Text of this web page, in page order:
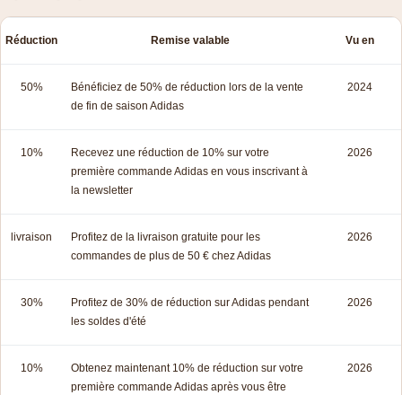
Réduction Remise valable Vu en
50%
Bénéficiez de 50% de réduction lors de la vente
de fin de saison Adidas
2024
10%
Recevez une réduction de 10% sur votre
première commande Adidas en vous inscrivant à
la newsletter
2026
livraison
Profitez de la livraison gratuite pour les
commandes de plus de 50 € chez Adidas
2026
30%
Profitez de 30% de réduction sur Adidas pendant
les soldes d'été
2026
10%
Obtenez maintenant 10% de réduction sur votre
première commande Adidas après vous être
2026